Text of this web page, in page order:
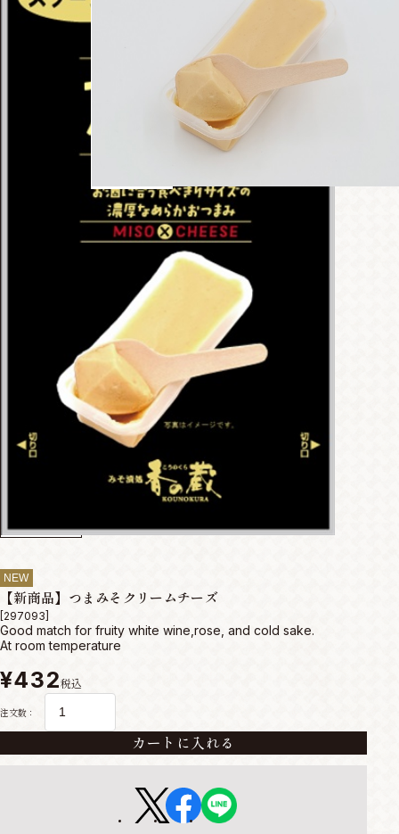
NEW
【新商品】つまみそクリームチーズ
[297093]
Good match for fruity white wine,rose, and cold sake.
At room temperature
¥432税込
注文数：
カートに入れる